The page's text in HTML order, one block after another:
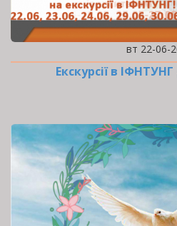
вт 22-06-
Екскурсії в